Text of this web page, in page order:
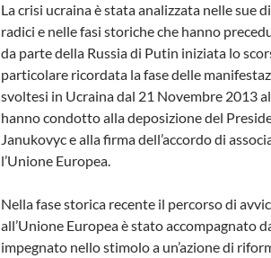
La crisi ucraina è stata analizzata nelle sue
radici e nelle fasi storiche che hanno
da parte della Russia di Putin iniziata lo
particolare ricordata la fase delle
svoltesi in Ucraina dal 21 Novembre 2013
hanno condotto alla deposizione del
Janukovyc e alla firma dell’accordo di
l’Unione Europea.
Nella fase storica recente il percorso di
all’Unione Europea è stato accompagnato
impegnato nello stimolo a un’azione di